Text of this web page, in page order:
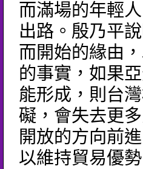
而滿場的年輕
出路。殷乃平
而開始的緣由
的事實，如果
能形成，則台
礙，會失去更
開放的方向前
以維持貿易優